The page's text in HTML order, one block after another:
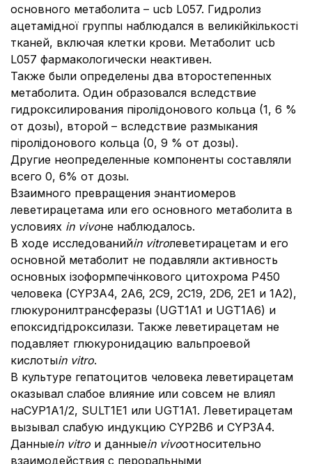
основного метаболита – ucb L057. Гидролиз
ацетамідної группы наблюдался в великійкількості
тканей, включая клетки крови. Метаболит ucb
L057 фармакологически неактивен.
Также были определены два второстепенных
метаболита. Один образовался вследствие
гидроксилирования піролідонового кольца (1, 6 %
от дозы), второй – вследствие размыкания
піролідонового кольца (0, 9 % от дозы).
Другие неопределенные компоненты составляли
всего 0, 6% от дозы.
Взаимного превращения энантиомеров
леветирацетама или его основного метаболита в
условиях in vivoне наблюдалось.
В ходе исследованийin vitroлеветирацетам и его
основной метаболит не подавляли активность
основных ізоформпечінкового цитохрома Р450
человека (CYP3A4, 2A6, 2C9, 2С19, 2D6, 2E1 и 1A2),
глюкуронилтрансферазы (UGT1A1 и UGT1A6) и
епоксидгідроксилази. Также леветирацетам не
подавляет глюкуронидацию вальпроевой
кислотыin vitro.
В культуре гепатоцитов человека леветирацетам
оказывал слабое влияние или совсем не влиял
наСУР1А1/2, SULT1E1 или UGT1A1. Леветирацетам
вызывал слабую индукцию CYP2B6 и CYP3A4.
Данныеin vitro и данныеin vivoотносительно
взаимодействия с пероральными